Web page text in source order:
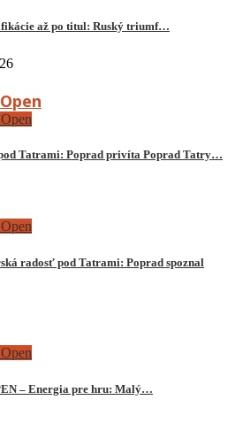
až po titul: Ruský triumf…
Tatrami: Poprad privíta Poprad Tatry…
radosť pod Tatrami: Poprad spoznal
– Energia pre hru: Malý…